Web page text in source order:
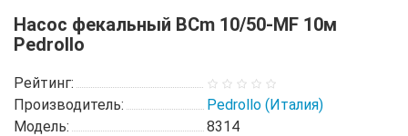
Насос фекальный BCm 10/50-MF 10м
Pedrollo
Рейтинг:
Производитель:
Pedrollo (Италия)
Модель:
8314